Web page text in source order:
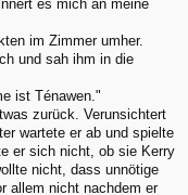
es mich an meine
im Zimmer umher.
und sah ihm in die
ist Ténawen."
zurück. Verunsichtert
wartete er ab und spielte
er sich nicht, ob sie Kerry
nicht, dass unnötige
allem nicht nachdem er